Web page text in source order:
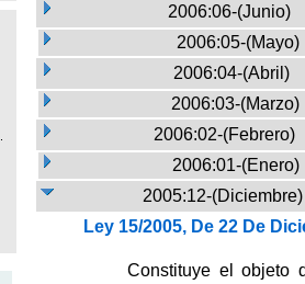
2006:06-(Junio)
2006:05-(Mayo)
2006:04-(Abril)
2006:03-(Marzo)
2006:02-(Febrero)
2006:01-(Enero)
2005:12-(Diciembre)
Ley 15/2005, De 22 De
Constituye el objeto